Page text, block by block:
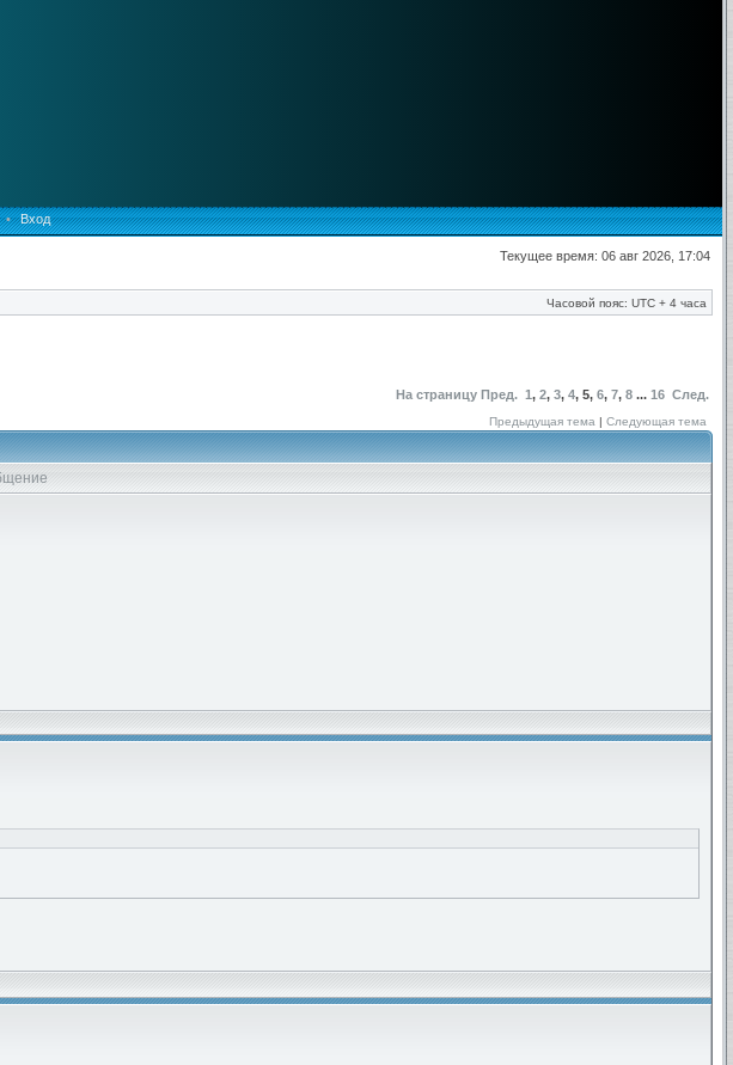
• Вход
Текущее время: 06 авг 2026, 17:04
Часовой пояс: UTC + 4 часа
На страницу Пред. 1, 2, 3, 4, 5, 6, 7, 8 ... 16 След.
Предыдущая тема | Следующая тема